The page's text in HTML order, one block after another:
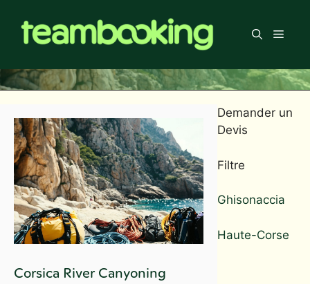
contenu
Menu
Corsica River Canyoning
Demander un
Devis
Filtre
Ghisonaccia
Haute-Corse